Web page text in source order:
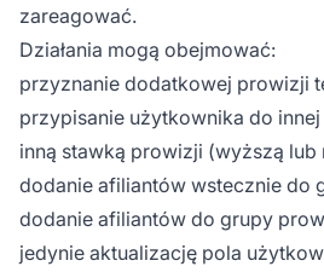
zareagować.
Działania mogą obejmować:
przyznanie dodatkowej prowizji
przypisanie użytkownika do innej
inną stawką prowizji (wyższą lub
dodanie afiliantów wstecznie do
dodanie afiliantów do grupy
jedynie aktualizację pola